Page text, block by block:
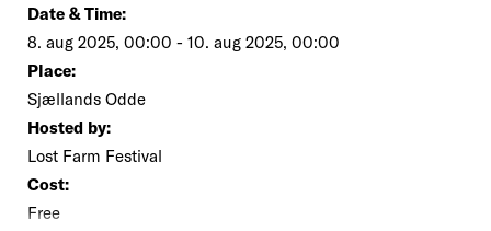
Date & Time:
8. aug 2025, 00:00 - 10. aug 2025, 00:00
Place:
Sjællands Odde
Hosted by:
Lost Farm Festival
Cost:
Free